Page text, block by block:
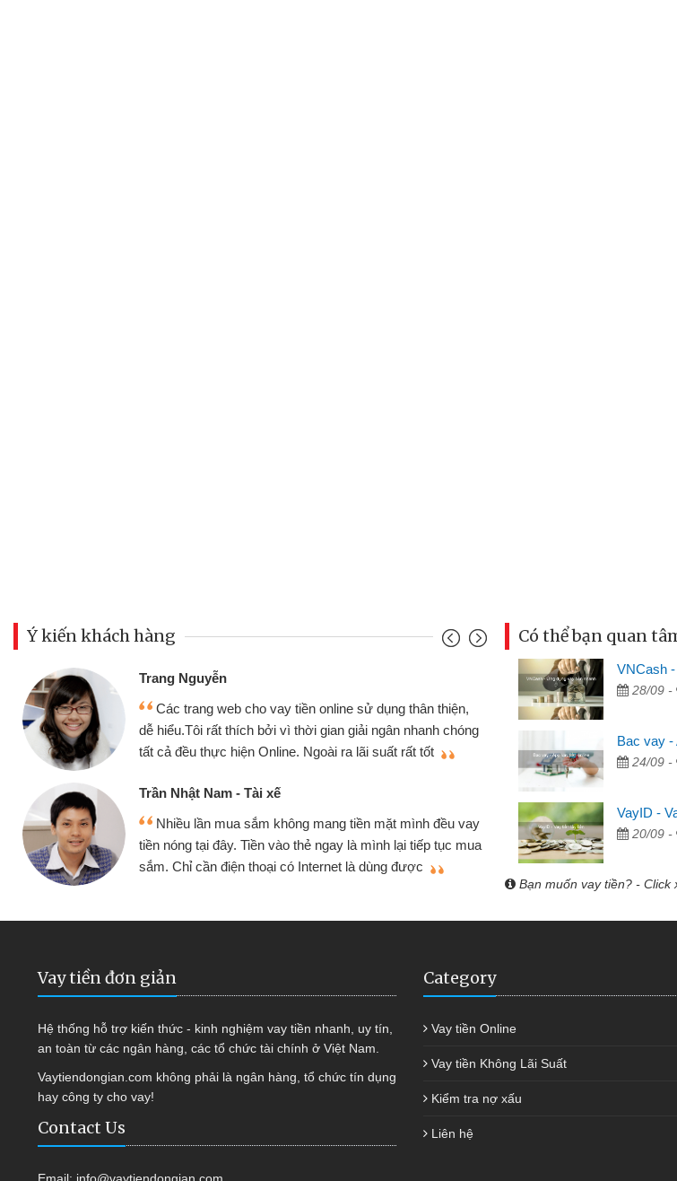
Ý kiến khách hàng
thiện,
chóng
vay
tục mua
Đoàn Hữu Cảnh
Mình cần tiền gấp nên định cầm cố chiếc xe wave
nhưng thật may đã có gói vay tiền bằng CMND online
không cần gặp mặt nên rất tiện lợi, sẽ giới thiệu cho bạn
Cấn Văn Lực - Tạp hóa
Tôi kinh doanh buôn bán nhỏ lẻ nhiều lúc cần vốn nhập
hàng, nhờ biết đến website qua bạn bè giới thiệu tôi đã giải
quyết được công việc của mình nhanh chóng
Có thể bạn quan
VNCash
28/09 -
Bac vay -
24/09 -
VayID -
20/09 -
Bạn muốn vay tiền? - Click
Vay tiền đơn giản
Hệ thống hỗ trợ kiến thức - kinh nghiệm vay tiền nhanh, uy tín,
an toàn từ các ngân hàng, các tổ chức tài chính ở Việt Nam.
Vaytiendongian.com không phải là ngân hàng, tổ chức tín dụng
hay công ty cho vay!
Contact Us
Category
Vay tiền Online
Vay tiền Không Lãi Suất
Kiểm tra nợ xấu
Liên hệ